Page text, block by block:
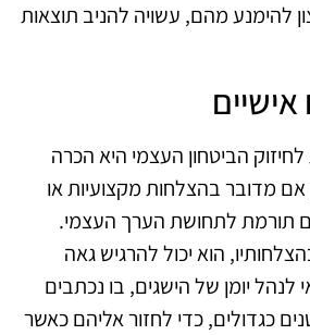
להימנע מהם, עשויה להניב תוצאות
הביטחון העצמי היא הכרה
אם מדובר בהצלחות מקצועיות או
תורמת לתחושת הערך העצמי.
הוא יכול להרגיש גאה
לנהל יומן של הישגים, בו נכתבים
כגדולים, כדי לחזור אליהם כאשר